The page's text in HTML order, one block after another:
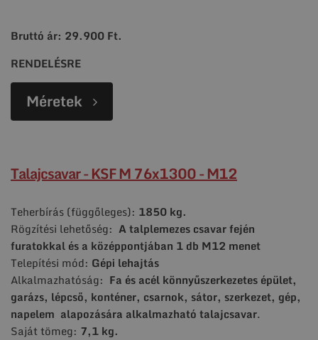
Bruttó ár: 29.900 Ft.
RENDELÉSRE
Méretek
Talajcsavar - KSF M 76x1300 - M12
Teherbírás (függőleges): 1850 kg.
Rögzítési lehetőség: A talplemezes csavar fején
furatokkal és a középpontjában 1 db M12 menet
Telepítési mód: Gépi lehajtás
Alkalmazhatóság: Fa és acél könnyűszerkezetes épület,
garázs, lépcső, konténer, csarnok, sátor, szerkezet, gép,
napelem alapozására alkalmazható talajcsavar.
Saját tömeg: 7,1 kg.